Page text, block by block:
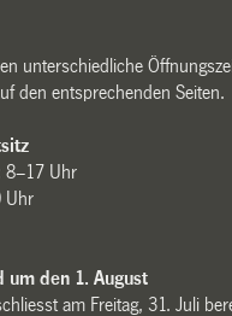
unterschiedliche
den entsprechenden Seiten.
8–17 Uhr
Uhr
um den 1. August
am Freitag, 31. Juli